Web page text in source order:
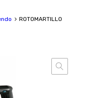
ROTOMARTILLO